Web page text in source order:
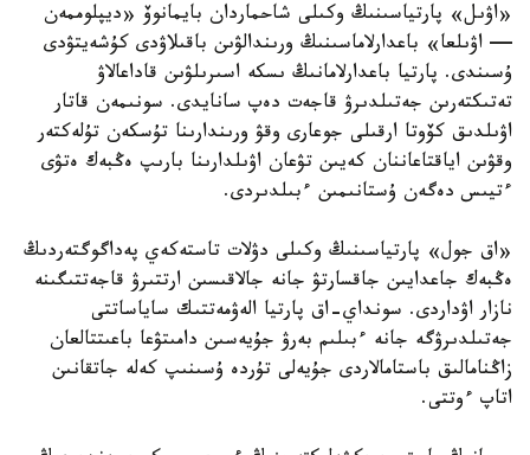
«اۋىل» پارتياسىنىڭ وكىلى شاحماردان بايمانوۆ «ديپلوممەن
— اۋىلعا» باعدارلاماسىنىڭ ورىندالۋىن باقىلاۋدى كۇشەيتۋدى
ۇسىندى. پارتيا باعدارلامانىڭ ىسكە اسىرىلۋىن قاداعالاۋ
تەتىكتەرىن جەتىلدىرۋ قاجەت دەپ سانايدى. سونىمەن قاتار
اۋىلدىق كۆوتا ارقىلى جوعارى وقۋ ورىندارىنا تۇسكەن تۇلەكتەر
وقۋىن اياقتاعاننان كەيىن تۋعان اۋىلدارىنا بارىپ ەڭبەك ەتۋى
ءتيىس دەگەن ۇستانىمىن ءبىلدىردى.
«اق جول» پارتياسىنىڭ وكىلى دۋلات تاستەكەي پەداگوگتەردىڭ
ەڭبەك جاعدايىن جاقسارتۋ جانە جالاقىسىن ارتتىرۋ قاجەتتىگىنە
نازار اۋداردى. سونداي-اق پارتيا الەۋمەتتىك ساياساتتى
جەتىلدىرۋگە جانە ءبىلىم بەرۋ جۇيەسىن دامىتۋعا باعىتتالعان
زاڭنامالىق باستامالاردى جۇيەلى تۇردە ۇسىنىپ كەلە جاتقانىن
اتاپ ءوتتى.